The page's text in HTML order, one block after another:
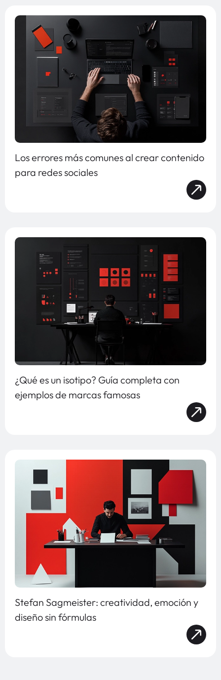
Los errores más comunes al crear contenido
para redes sociales
¿Qué es un isotipo? Guía completa con
ejemplos de marcas famosas
Stefan Sagmeister: creatividad, emoción y
diseño sin fórmulas